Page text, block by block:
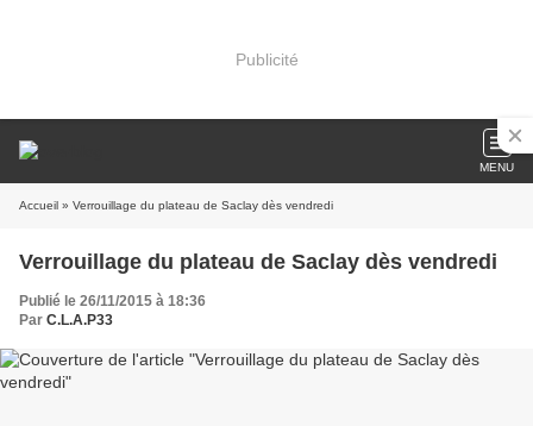
Publicité
MENU
Accueil » Verrouillage du plateau de Saclay dès vendredi
Verrouillage du plateau de Saclay dès vendredi
Publié le 26/11/2015 à 18:36
Par C.L.A.P33